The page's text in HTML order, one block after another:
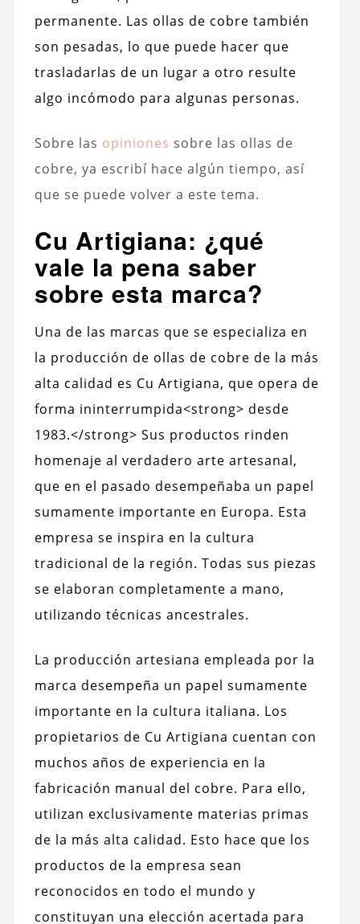
permanente. Las ollas de cobre también
son pesadas, lo que puede hacer que
trasladarlas de un lugar a otro resulte
algo incómodo para algunas personas.
Sobre las opiniones sobre las ollas de
cobre, ya escribí hace algún tiempo, así
que se puede volver a este tema.
Cu Artigiana: ¿qué
vale la pena saber
sobre esta marca?
Una de las marcas que se especializa en
la producción de ollas de cobre de la más
alta calidad es Cu Artigiana, que opera de
forma ininterrumpida<strong> desde
1983.</strong> Sus productos rinden
homenaje al verdadero arte artesanal,
que en el pasado desempeñaba un papel
sumamente importante en Europa. Esta
empresa se inspira en la cultura
tradicional de la región. Todas sus piezas
se elaboran completamente a mano,
utilizando técnicas ancestrales.
La producción artesiana empleada por la
marca desempeña un papel sumamente
importante en la cultura italiana. Los
propietarios de Cu Artigiana cuentan con
muchos años de experiencia en la
fabricación manual del cobre. Para ello,
utilizan exclusivamente materias primas
de la más alta calidad. Esto hace que los
productos de la empresa sean
reconocidos en todo el mundo y
constituyan una elección acertada para